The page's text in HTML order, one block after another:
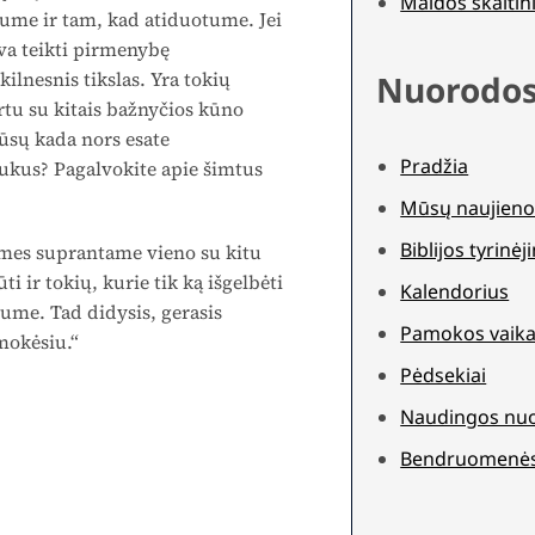
ir tam, kad atiduotume. Jei
teikti pirmenybę
tikslas. Yra tokių
su kitais bažnyčios kūno
kada nors esate
Pagalvokite apie šimtus
suprantame vieno su kitu
ir tokių, kurie tik ką išgelbėti
Tad didysis, gerasis
Pradžia
Mūsų
Biblijos
Kalendorius
Pamokos
Pėdsekiai
Naudingos